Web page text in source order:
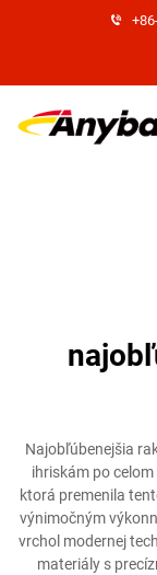
Najobľúbenejšia
ihriskám po celom
ktorá premenila
výnimočným
vrchol modernej
materiály s